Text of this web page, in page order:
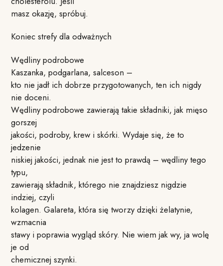
masz okazję, spróbuj.
Koniec strefy dla odważnych
Wędliny podrobowe
Kaszanka, podgarlana, salceson –
kto nie jadł ich dobrze przygotowanych, ten ich nigdy
nie doceni.
Wędliny podrobowe zawierają takie składniki, jak mięso
gorszej
jakości, podroby, krew i skórki. Wydaje się, że to
jedzenie
niskiej jakości, jednak nie jest to prawdą – wędliny tego
typu,
zawierają składnik, którego nie znajdziesz nigdzie
indziej, czyli
kolagen. Galareta, która się tworzy dzięki żelatynie,
wzmacnia
stawy i poprawia wygląd skóry. Nie wiem jak wy, ja wolę
je od
chemicznej szynki.